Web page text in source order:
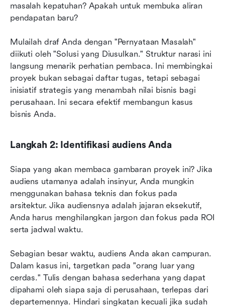
masalah kepatuhan? Apakah untuk membuka aliran
pendapatan baru?
Mulailah draf Anda dengan "Pernyataan Masalah"
diikuti oleh "Solusi yang Diusulkan." Struktur narasi ini
langsung menarik perhatian pembaca. Ini membingkai
proyek bukan sebagai daftar tugas, tetapi sebagai
inisiatif strategis yang menambah nilai bisnis bagi
perusahaan. Ini secara efektif membangun kasus
bisnis Anda.
Langkah 2: Identifikasi audiens Anda
Siapa yang akan membaca gambaran proyek ini? Jika
audiens utamanya adalah insinyur, Anda mungkin
menggunakan bahasa teknis dan fokus pada
arsitektur. Jika audiensnya adalah jajaran eksekutif,
Anda harus menghilangkan jargon dan fokus pada ROI
serta jadwal waktu.
Sebagian besar waktu, audiens Anda akan campuran.
Dalam kasus ini, targetkan pada "orang luar yang
cerdas." Tulis dengan bahasa sederhana yang dapat
dipahami oleh siapa saja di perusahaan, terlepas dari
departemennya. Hindari singkatan kecuali jika sudah